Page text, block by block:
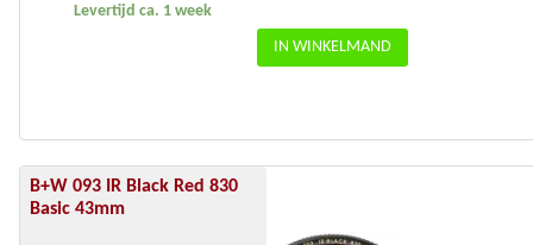
Levertijd ca. 1 week
IN WINKELMAND
B+W 093 IR Black Red 830
Basic 43mm